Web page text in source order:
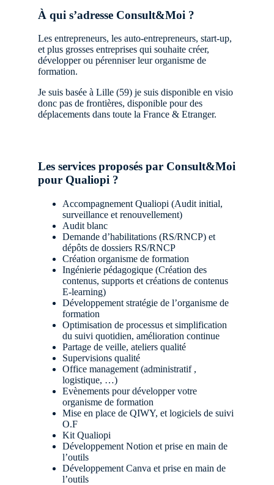
À qui s’adresse Consult&Moi ?
Les entrepreneurs, les auto-entrepreneurs, start-up,
et plus grosses entreprises qui souhaite créer,
développer ou pérenniser leur organisme de
formation.
Je suis basée à Lille (59) je suis disponible en visio
donc pas de frontières, disponible pour des
déplacements dans toute la France & Etranger.
Les services proposés par Consult&Moi
pour Qualiopi ?
Accompagnement Qualiopi (Audit initial,
surveillance et renouvellement)
Audit blanc
Demande d’habilitations (RS/RNCP) et
dépôts de dossiers RS/RNCP
Création organisme de formation
Ingénierie pédagogique (Création des
contenus, supports et créations de contenus
E-learning)
Développement stratégie de l’organisme de
formation
Optimisation de processus et simplification
du suivi quotidien, amélioration continue
Partage de veille, ateliers qualité
Supervisions qualité
Office management (administratif ,
logistique, …)
Evènements pour développer votre
organisme de formation
Mise en place de QIWY, et logiciels de suivi
O.F
Kit Qualiopi
Développement Notion et prise en main de
l’outils
Développement Canva et prise en main de
l’outils